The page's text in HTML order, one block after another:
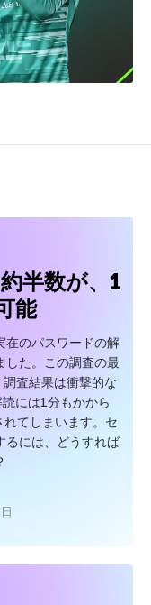
半数が、1
能
在のパスワードの解
した。この調査の最
査結果は衝撃的な
には1分もかから
てしまいます。セ
るには、どうすれば